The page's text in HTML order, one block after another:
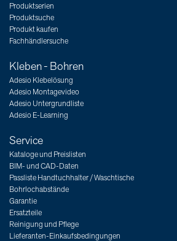
Produktserien
Produktsuche
Produkt kaufen
Fachhändlersuche
Kleben - Bohren
Adesio Klebelösung
Adesio Montagevideo
Adesio Untergrundliste
Adesio E-Learning
Service
Kataloge und Preislisten
BIM- und CAD-Daten
Passliste Handtuchhalter / Waschtische
Bohrlochabstände
Garantie
Ersatzteile
Reinigung und Pflege
Lieferanten-Einkaufsbedingungen